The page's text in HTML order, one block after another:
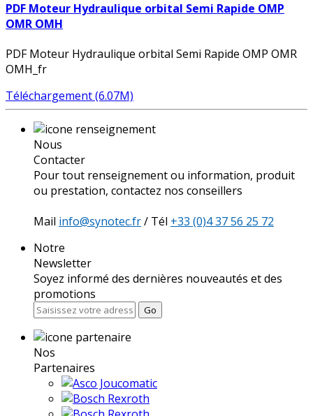
PDF Moteur Hydraulique orbital Semi Rapide OMP
OMR OMH
PDF Moteur Hydraulique orbital Semi Rapide OMP OMR
OMH_fr
Téléchargement (6.07M)
Nous
Contacter
Pour tout renseignement ou information, produit
ou prestation, contactez nos conseillers
Mail info@synotec.fr/ Tél +33 (0)4 37 56 25 72
Notre
Newsletter
Soyez informé des dernières nouveautés et des
promotions
Go
Nos
Partenaires